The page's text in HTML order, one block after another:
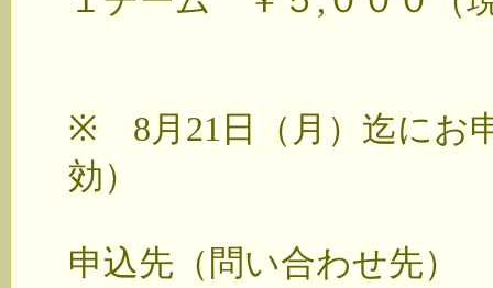
※ 8月21日（月）迄にお
効）
申込先（問い合わせ先